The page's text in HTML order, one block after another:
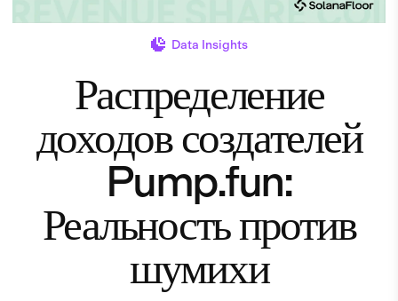
Data Insights
Распределение
доходов создателей
Pump.fun:
Реальность против
шумихи